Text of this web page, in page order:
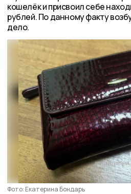
кошелёк и присвоил себе
рублей. По данному факту
дело.
Фото: Екатерина Бондарь